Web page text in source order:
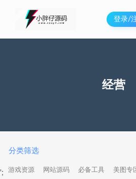
登录/
经营
';
分类筛选
游戏资源 网站源码 必备工具 美图专